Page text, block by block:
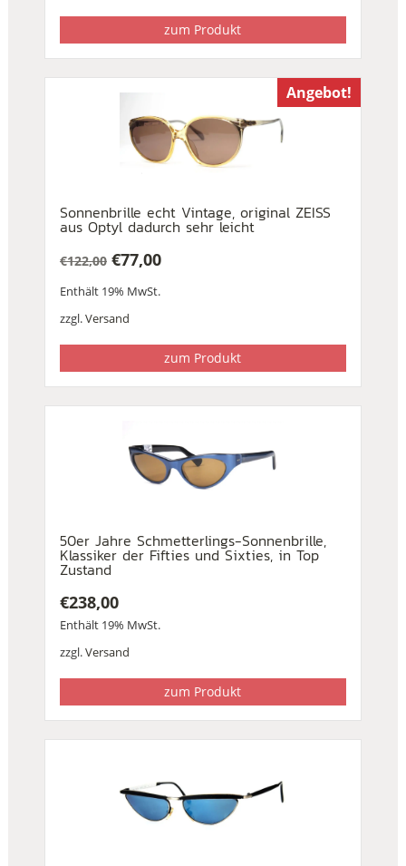
zum Produkt
Angebot!
Sonnenbrille echt Vintage, original ZEISS
aus Optyl dadurch sehr leicht
€122,00
Preis
war:
€77,00
Preis
ist:
Enthält 19% MwSt.
zzgl.Versand
zum Produkt
50er Jahre Schmetterlings-Sonnenbrille,
Klassiker der Fifties und Sixties, in Top
Zustand
€238,00
Enthält 19% MwSt.
zzgl.Versand
zum Produkt